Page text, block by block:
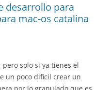
desarrollo para
mac-os catalina
solo si ya tienes el
un poco dificil crear un